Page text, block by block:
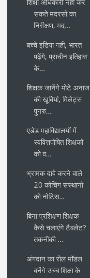
शिक्षा अधिकारी नहीं कर
सकते मदरसों का
निरीक्षण, मद...
बच्चे इंडिया नहीं, भारत
पढ़ेंगे, प्राचीन इतिहास
के...
शिक्षक जानेंगे मोटे अनाज
की खूबियां, मिलेट्स
पुनरु...
एडेड महाविद्यालयों में
स्ववित्तपोषित शिक्षकों
को व...
भ्रामक दावे करने वाले
20 कोचिंग संस्थानों
को नोटिस...
बिना प्रशिक्षण शिक्षक
कैसे चलाएंगे टैबलेट?
तकनीकी ...
अंगदान का रोल माॅडल
बनेंगे उच्च शिक्षा के